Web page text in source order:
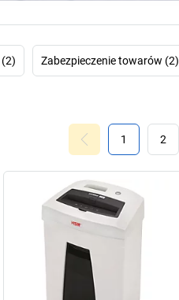
systemowi
stand-
Zabezpieczenie towarów (2)
1 2